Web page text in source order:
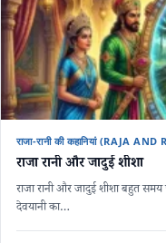
राजा-रानी की कहानियां (RAJA
राजा रानी और जादुई शीशा
राजा रानी और जादुई शीशा बहुत
देवयानी का…